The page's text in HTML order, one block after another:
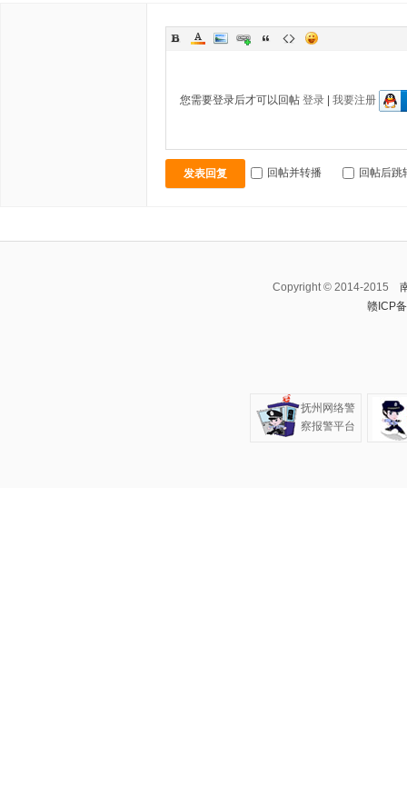
您需要登录后才可以回帖 登录| 我要注册
发表回复 回帖并转播 回帖后跳
Copyright © 2014-2015
赣ICP
抚州网络警
察报警平台